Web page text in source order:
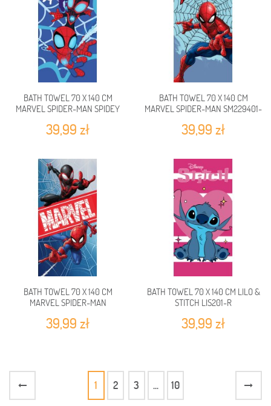
BATH TOWEL 70 X 140 CM
MARVEL SPIDER-MAN SPIDEY
39,99 zł
BATH TOWEL 70 X 140 CM
MARVEL SPIDER-MAN SM229401-
39,99 zł
BATH TOWEL 70 X 140 CM
MARVEL SPIDER-MAN
39,99 zł
BATH TOWEL 70 X 140 CM LILO &
STITCH LIS201-R
39,99 zł
1 2 3 ... 10